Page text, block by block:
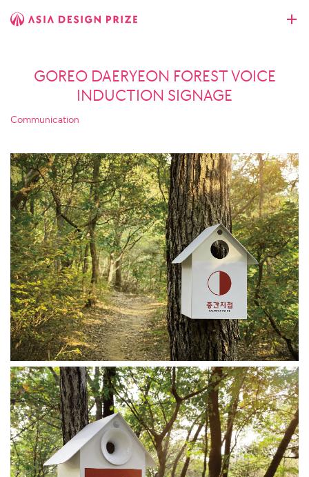
GOREO DAERYEON FOREST VOICE
INDUCTION SIGNAGE
Communication